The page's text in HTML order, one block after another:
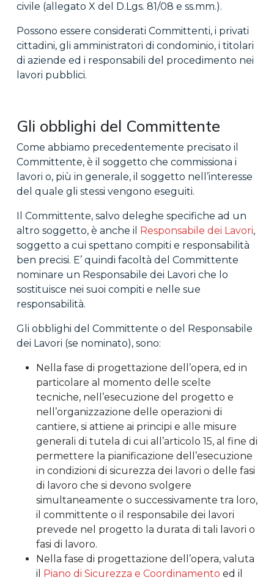
civile (allegato X del D.Lgs. 81/08 e ss.mm.).
Possono essere considerati Committenti, i privati
cittadini, gli amministratori di condominio, i titolari
di aziende ed i responsabili del procedimento nei
lavori pubblici.
Gli obblighi del Committente
Come abbiamo precedentemente precisato il
Committente, è il soggetto che commissiona i
lavori o, più in generale, il soggetto nell’interesse
del quale gli stessi vengono eseguiti.
Il Committente, salvo deleghe specifiche ad un
altro soggetto, è anche il Responsabile dei Lavori,
soggetto a cui spettano compiti e responsabilità
ben precisi. E’ quindi facoltà del Committente
nominare un Responsabile dei Lavori che lo
sostituisce nei suoi compiti e nelle sue
responsabilità.
Gli obblighi del Committente o del Responsabile
dei Lavori (se nominato), sono:
Nella fase di progettazione dell’opera, ed in
particolare al momento delle scelte
tecniche, nell’esecuzione del progetto e
nell’organizzazione delle operazioni di
cantiere, si attiene ai principi e alle misure
generali di tutela di cui all’articolo 15, al fine di
permettere la pianificazione dell’esecuzione
in condizioni di sicurezza dei lavori o delle fasi
di lavoro che si devono svolgere
simultaneamente o successivamente tra loro,
il committente o il responsabile dei lavori
prevede nel progetto la durata di tali lavori o
fasi di lavoro.
Nella fase di progettazione dell’opera, valuta
il Piano di Sicurezza e Coordinamento ed il